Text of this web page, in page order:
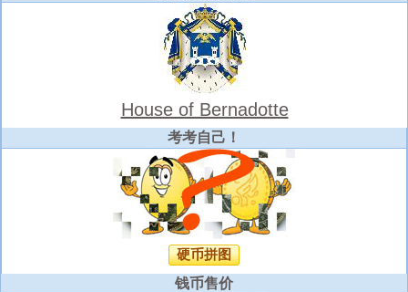
House of Bernadotte
考考自己！
硬币拼图
钱币售价